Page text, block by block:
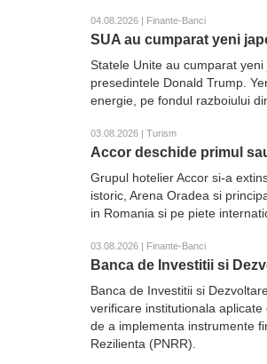
04.08.2026 | Finante-Banci
SUA au cumparat yeni
Statele Unite au cumparat
presedintele Donald Trump.
energie, pe fondul razboiului
03.08.2026 | Turism
Accor deschide primul
Grupul hotelier Accor si-a
istoric, Arena Oradea si
in Romania si pe piete
03.08.2026 | Finante-Banci
Banca de Investitii si
Banca de Investitii si
verificare institutionala
de a implementa instrumente
Rezilienta (PNRR).